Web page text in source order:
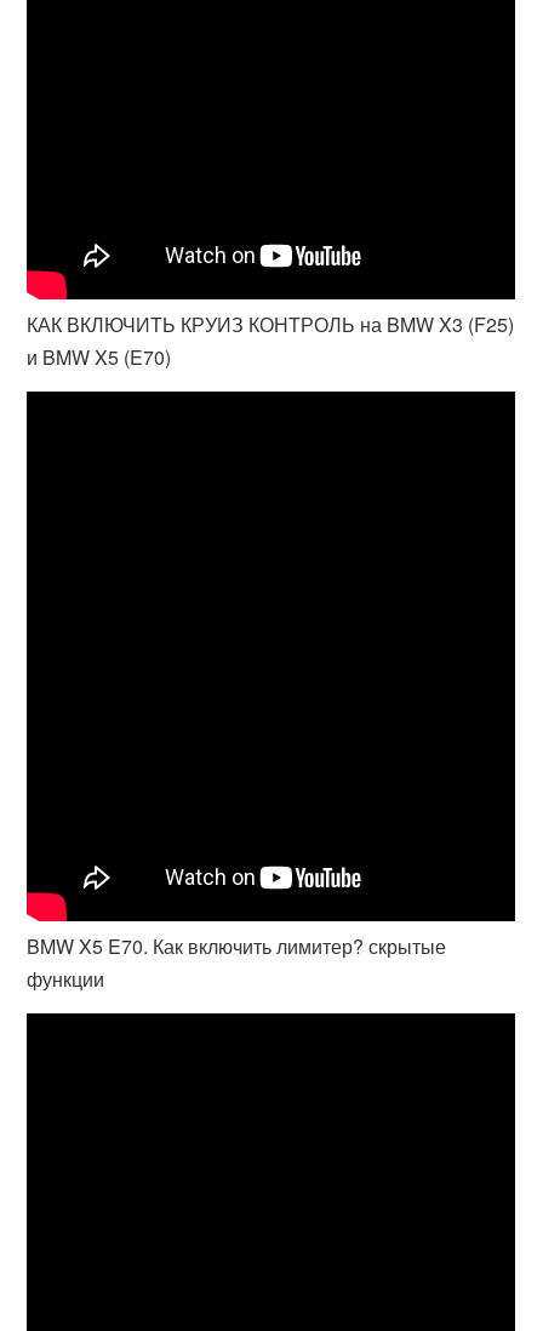
КАК ВКЛЮЧИТЬ КРУИЗ КОНТРОЛЬ на BMW X3 (F25)
и BMW X5 (E70)
BMW X5 E70. Как включить лимитер? скрытые
функции